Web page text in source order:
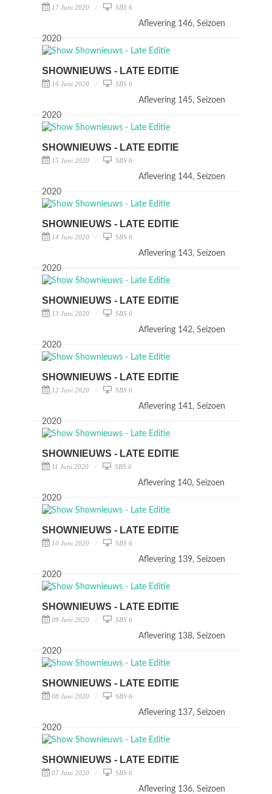
17 Juni 2020 SBS 6
Aflevering 146, Seizoen
2020
SHOWNIEUWS - LATE EDITIE
16 Juni 2020 SBS 6
Aflevering 145, Seizoen
2020
SHOWNIEUWS - LATE EDITIE
15 Juni 2020 SBS 6
Aflevering 144, Seizoen
2020
SHOWNIEUWS - LATE EDITIE
14 Juni 2020 SBS 6
Aflevering 143, Seizoen
2020
SHOWNIEUWS - LATE EDITIE
13 Juni 2020 SBS 6
Aflevering 142, Seizoen
2020
SHOWNIEUWS - LATE EDITIE
12 Juni 2020 SBS 6
Aflevering 141, Seizoen
2020
SHOWNIEUWS - LATE EDITIE
11 Juni 2020 SBS 6
Aflevering 140, Seizoen
2020
SHOWNIEUWS - LATE EDITIE
10 Juni 2020 SBS 6
Aflevering 139, Seizoen
2020
SHOWNIEUWS - LATE EDITIE
09 Juni 2020 SBS 6
Aflevering 138, Seizoen
2020
SHOWNIEUWS - LATE EDITIE
08 Juni 2020 SBS 6
Aflevering 137, Seizoen
2020
SHOWNIEUWS - LATE EDITIE
07 Juni 2020 SBS 6
Aflevering 136, Seizoen